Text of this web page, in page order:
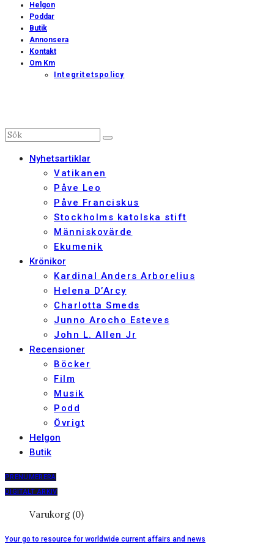
Helgon
Poddar
Butik
Annonsera
Kontakt
Om Km
Integritetspolicy
Nyhetsartiklar
Vatikanen
Påve Leo
Påve Franciskus
Stockholms katolska stift
Människovärde
Ekumenik
Krönikor
Kardinal Anders Arborelius
Helena D’Arcy
Charlotta Smeds
Junno Arocho Esteves
John L. Allen Jr
Recensioner
Böcker
Film
Musik
Podd
Övrigt
Helgon
Butik
PRENUMERERA
DIGITALT ARKIV
Varukorg (0)
Your go to resource for worldwide current affairs and news